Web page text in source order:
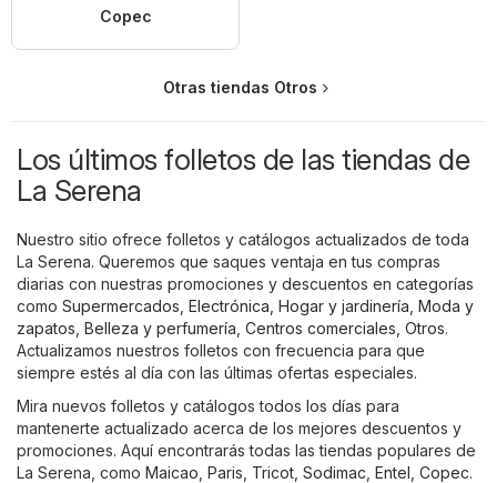
Copec
Otras tiendas Otros
Los últimos folletos de las tiendas de
La Serena
Nuestro sitio ofrece folletos y catálogos actualizados de toda
La Serena. Queremos que saques ventaja en tus compras
diarias con nuestras promociones y descuentos en categorías
como Supermercados Electrónica Hogar y jardinería Moda y
zapatos Belleza y perfumería Centros comerciales Otros.
Actualizamos nuestros folletos con frecuencia para que
siempre estés al día con las últimas ofertas especiales.
Mira nuevos folletos y catálogos todos los días para
mantenerte actualizado acerca de los mejores descuentos y
promociones. Aquí encontrarás todas las tiendas populares de
La Serena, como Maicao Paris Tricot Sodimac Entel Copec.